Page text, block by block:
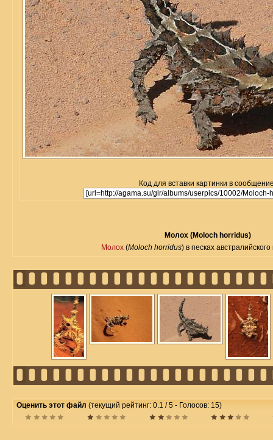
Код для вставки картинки в
Молох (Moloch horridus)
Молох (Moloch horridus) в песках
Оценить этот файл (текущий рейтинг: 0.1 / 5 - Голосов: 15)